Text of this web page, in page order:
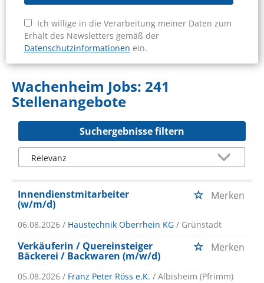
Ich willige in die Verarbeitung meiner Daten zum
Erhalt des Newsletters gemäß der
Datenschutzinformationen ein.
Wachenheim Jobs: 241
Stellenangebote
Suchergebnisse filtern
Innendienstmitarbeiter
(w/m/d)
Merken
06.08.2026 / Haustechnik Oberrhein KG / Grünstadt
Verkäuferin / Quereinsteiger
Bäckerei / Backwaren (m/w/d)
Merken
05.08.2026 / Franz Peter Röss e.K. / Albisheim (Pfrimm)